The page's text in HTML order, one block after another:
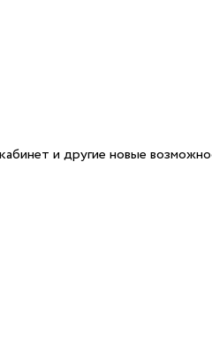
и другие новые